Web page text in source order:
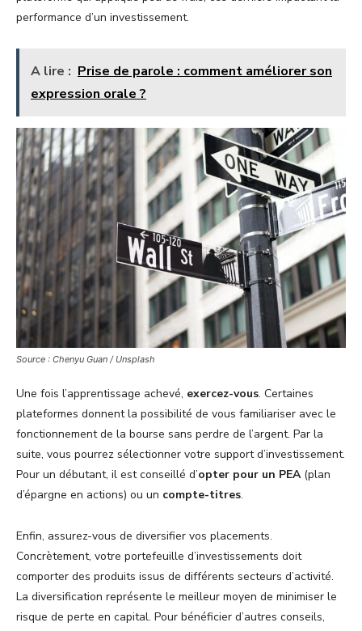
performance d’un investissement.
A lire : Prise de parole : comment améliorer son
expression orale ?
Source : Chenyu Guan / Unsplash
Une fois l’apprentissage achevé, exercez-vous. Certaines
plateformes donnent la possibilité de vous familiariser avec le
fonctionnement de la bourse sans perdre de l’argent. Par la
suite, vous pourrez sélectionner votre support d’investissement.
Pour un débutant, il est conseillé d’opter pour un PEA(plan
d’épargne en actions) ou un compte-titres.
Enfin, assurez-vous de diversifier vos placements.
Concrètement, votre portefeuille d’investissements doit
comporter des produits issus de différents secteurs d’activité.
La diversification représente le meilleur moyen de minimiser le
risque de perte en capital. Pour bénéficier d’autres conseils,